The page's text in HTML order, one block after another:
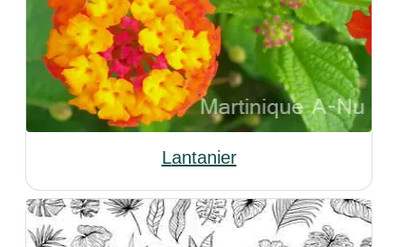
Lantanier